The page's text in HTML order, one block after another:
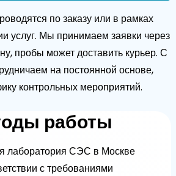
по заказу или в рамках
услуг. Мы принимаем заявки через
пробы может доставить курьер. С
на постоянной основе,
контрольных мероприятий.
работы
лаборатория СЭС в Москве
с требованиями